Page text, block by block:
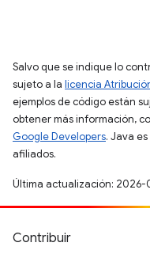
Salvo que se indique lo
sujeto a la licencia
ejemplos de código están
obtener más información,
Google Developers. Java
afiliados.
Última actualización: 2026-
Contribuir